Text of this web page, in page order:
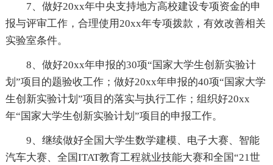
7、做好20xx年中央支持地方高校建设专项资金的申
报与评审工作，合理使用20xx年专项拨款，有效改善相关
实验室条件。
8、做好20xx年申报的30项“国家大学生创新实验计
划”项目的题验收工作；做好20xx年申报的40项“国家大学
生创新实验计划”项目的落实与执行工作；组织好20xx
年“国家大学生创新实验计划”项目的申报工作。
9、继续做好全国大学生数学建模、电子大赛、智能
汽车大赛、全国ITAT教育工程就业技能大赛和全国“21世